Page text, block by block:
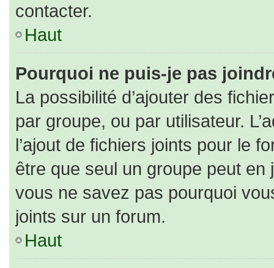
contacter.
Haut
Pourquoi ne puis-je pas
La possibilité d’ajouter des
par groupe, ou par utilisateur.
l’ajout de fichiers joints pour le
être que seul un groupe peut en
vous ne savez pas pourquoi
joints sur un forum.
Haut